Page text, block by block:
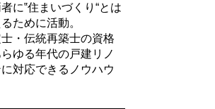
に‟住まいづくり“とは
ために活動。
・伝統再築士の資格
ゆる年代の戸建リノ
対応できるノウハウ